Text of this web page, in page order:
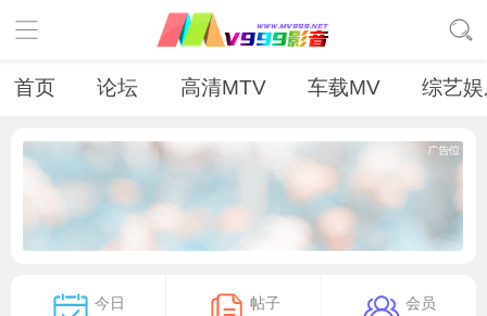
首页 论坛 高清MTV 车载MV 综艺
今日
帖子
会员